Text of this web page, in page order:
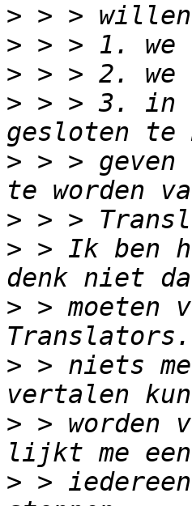
>
>
>
> > > 3. in
> > >
>
> > Ik ben
> > moeten
> > niets
> > worden
> >